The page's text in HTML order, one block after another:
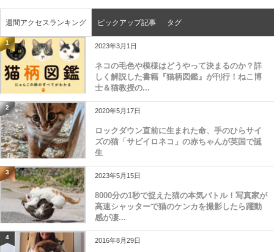
週間アクセスランキング ピックアップ記事 タグ
1 2023年3月1日
ネコの毛色や模様はどうやって決まるのか？詳
しく解説した書籍『猫柄図鑑』が刊行！ねこ博
士＆猫教授の...
2 2020年5月17日
ロックダウン直前に生まれた命、手のひらサイ
ズの猫「サビイロネコ」の赤ちゃんが英国で誕
生
3 2023年5月15日
8000分の1秒で捉えた猫の本気バトル！写真家が
高速シャッターで猫のケンカを撮影したら躍動
感が凄...
4 2016年8月29日